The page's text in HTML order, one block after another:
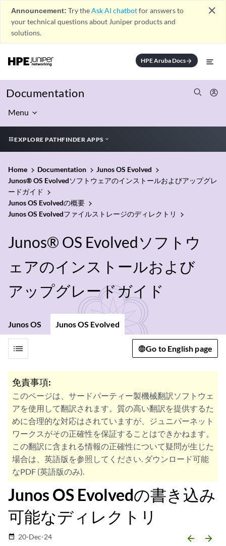
Announcement: Try theAsk AI chatbotfor answers to
your technical questions about Juniper products and
solutions.
close
HPE Aruba Docsarrow_forward
Documentation
Menu
EXPLORE PATHFINDER APPS
Home Documentation
Junos OS Evolved
Junos® OS Evolvedソフトウェアのインストールおよびアップグレ
ードガイド
Junos OS Evolvedの概要
Junos OS Evolvedファイルストレージのディレクトリ
Junos® OS Evolvedソフトウ
ェアのインストールおよび
アップグレードガイド
Junos OS Junos OS Evolved
list Go to English page
免責事項:
このページは、サードパーティー製機械翻訳ソフトウェ
アを使用して翻訳されます。質の高い翻訳を提供するた
めに合理的な対応はされていますが、ジュニパーネット
ワークスがその正確性を保証することはできかねます。
この翻訳に含まれる情報の正確性について疑問が生じた
場合は、英語版を参照してください. ダウンロード可能
なPDF (英語版のみ).
Junos OS Evolvedの書き込み
可能なディレクトリ
date_range 20-Dec-24 arrow_backward arrow_forward